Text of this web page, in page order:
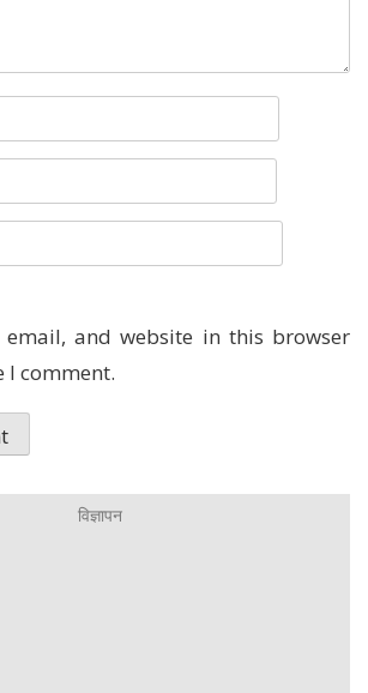
email, and website in this browser
I comment.